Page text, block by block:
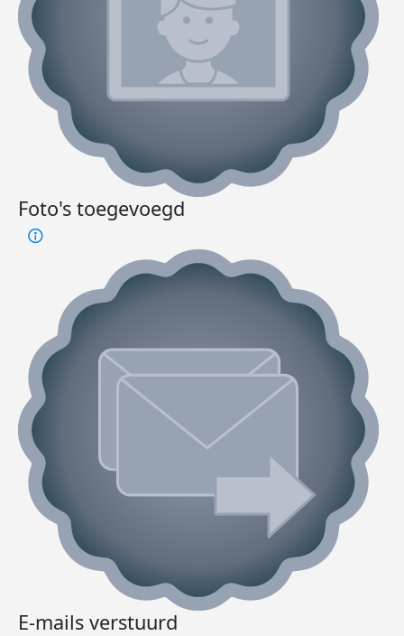
Foto's toegevoegd
E-mails verstuurd